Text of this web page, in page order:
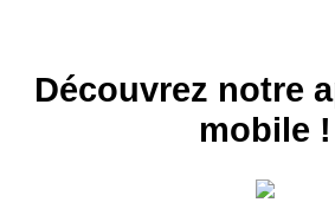
Découvrez notre
mobile !